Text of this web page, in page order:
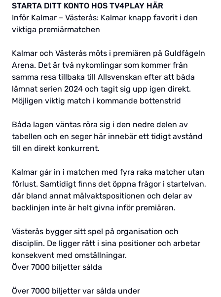
STARTA DITT KONTO HOS TV4PLAY HÄR
Inför Kalmar – Västerås: Kalmar knapp favorit i den
viktiga premiärmatchen
Kalmar och Västerås möts i premiären på Guldfågeln
Arena. Det är två nykomlingar som kommer från
samma resa tillbaka till Allsvenskan efter att båda
lämnat serien 2024 och tagit sig upp igen direkt.
Möjligen viktig match i kommande bottenstrid
Båda lagen väntas röra sig i den nedre delen av
tabellen och en seger här innebär ett tidigt avstånd
till en direkt konkurrent.
Kalmar går in i matchen med fyra raka matcher utan
förlust. Samtidigt finns det öppna frågor i startelvan,
där bland annat målvaktspositionen och delar av
backlinjen inte är helt givna inför premiären.
Västerås bygger sitt spel på organisation och
disciplin. De ligger rätt i sina positioner och arbetar
konsekvent med omställningar.
Över 7000 biljetter sålda
Över 7000 biljetter var sålda under